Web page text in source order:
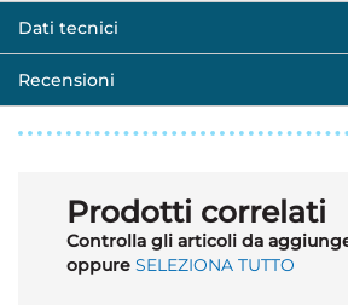
Dati tecnici
Recensioni
Prodotti correlati
Controlla gli articoli da
oppure SELEZIONA TUTTO